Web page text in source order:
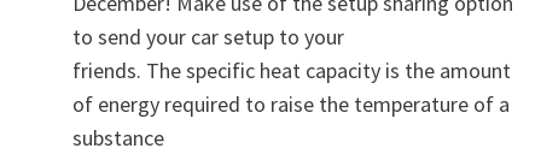
to send your car setup to your
friends. The specific heat capacity is the amount
of energy required to raise the temperature of a
substance